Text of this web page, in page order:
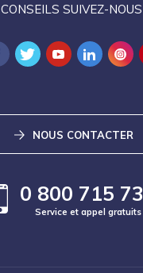
CONSEILS SUIVEZ-NOUS
NOUS CONTACTER
0 800 715
Service et appel gratuits